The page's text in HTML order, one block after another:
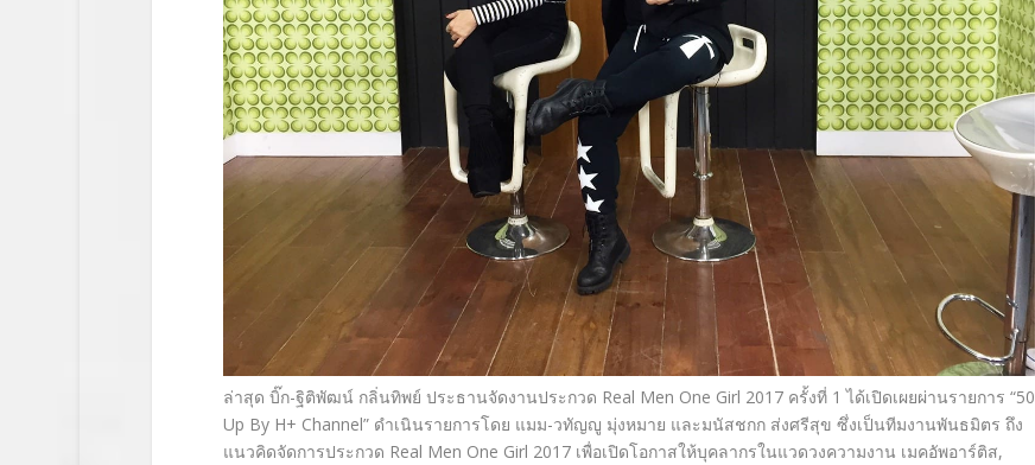
ล่าสุด บิ๊ก-ฐิติพัฒน์ กลิ่นทิพย์ ประธานจัดงานประกวด Real Men One Girl 2017 ครั้งที่ 1 ได้เปิดเผยผ่านรายการ “50
Up By H+ Channel” ดำเนินรายการโดย แมม-วทัญญู มุ่งหมาย และมนัสชกก ส่งศรีสุข ซึ่งเป็นทีมงานพันธมิตร ถึง
แนวคิดจัดการประกวด Real Men One Girl 2017 เพื่อเปิดโอกาสให้บุคลากรในแวดวงความงาน เมคอัพอาร์ติส,